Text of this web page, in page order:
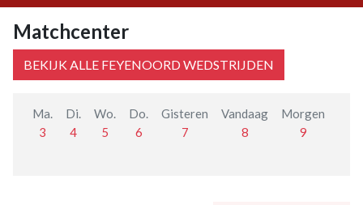
Matchcenter
BEKIJK ALLE FEYENOORD WEDSTRIJDEN
Ma.
3
Di.
4
Wo.
5
Do.
6
Gisteren
7
Vandaag
8
Morgen
9